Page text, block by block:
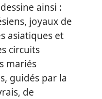
ainsi :
joyaux de
asiatiques et
circuits
mariés
guidés par la
de